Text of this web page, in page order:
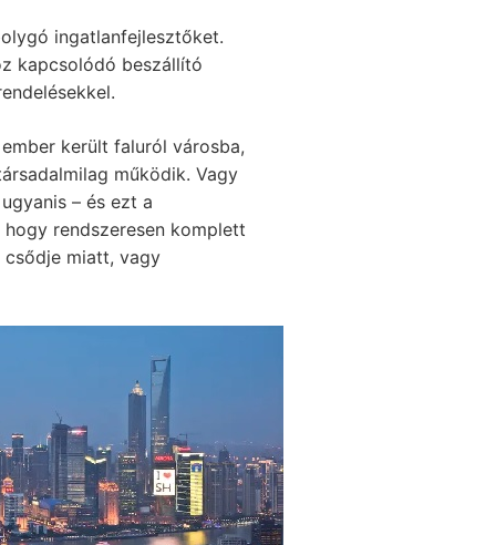
ingatlanfejlesztőket.
kapcsolódó beszállító
került faluról városba,
működik. Vagy
– és ezt a
rendszeresen komplett
csődje miatt, vagy